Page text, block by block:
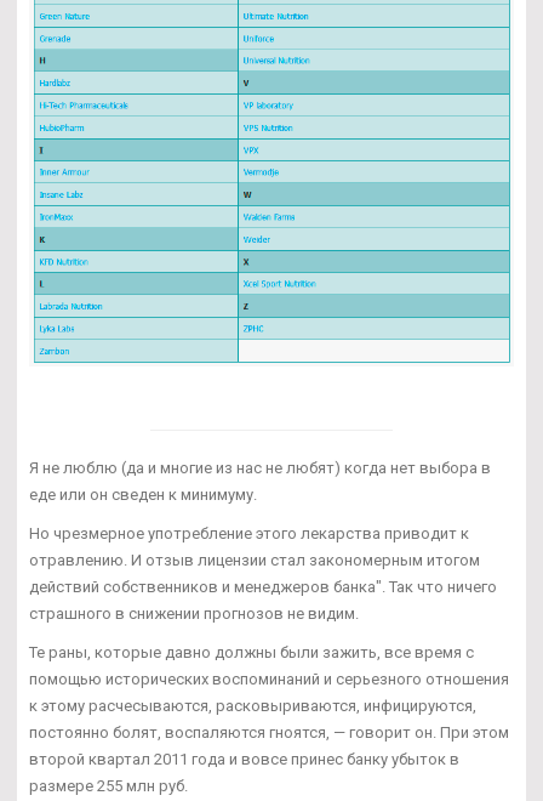
Я не люблю (да и многие из нас не любят) когда нет выбора в
еде или он сведен к минимуму.
Но чрезмерное употребление этого лекарства приводит к
отравлению. И отзыв лицензии стал закономерным итогом
действий собственников и менеджеров банка". Так что ничего
страшного в снижении прогнозов не видим.
Те раны, которые давно должны были зажить, все время с
помощью исторических воспоминаний и серьезного отношения
к этому расчесываются, расковыриваются, инфицируются,
постоянно болят, воспаляются гноятся, — говорит он. При этом
второй квартал 2011 года и вовсе принес банку убыток в
размере 255 млн руб.